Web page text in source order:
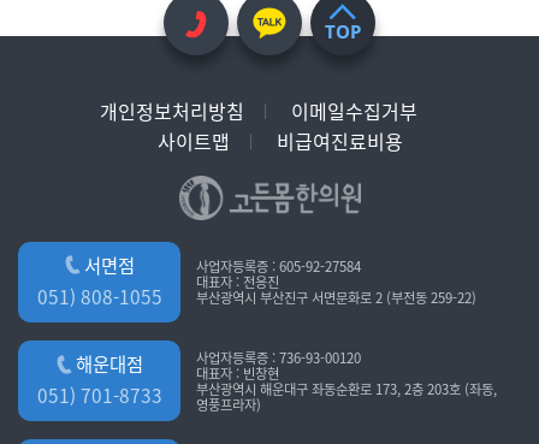
TOP
개인정보처리방침
이메일수집거부
사이트맵
비급여진료비용
서면점
051) 808-1055
사업자등록증 : 605-92-27584
대표자 : 전응진
부산광역시 부산진구 서면문화로 2 (부전동 259-22)
해운대점
051) 701-8733
사업자등록증 : 736-93-00120
대표자 : 빈창현
부산광역시 해운대구 좌동순환로 173, 2층 203호 (좌동,
영풍프라자)